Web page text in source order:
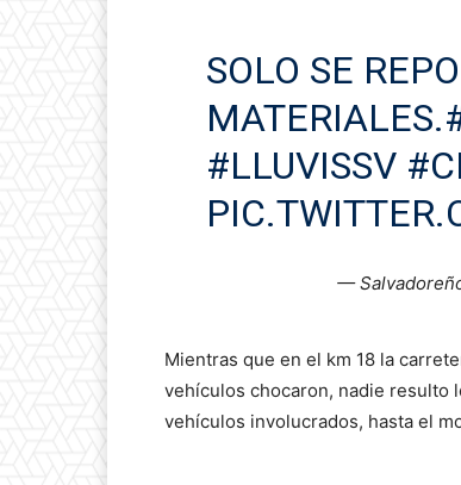
SOLO SE
MATERIALES.
#LLUVISSV
—
Mientras que en el km 18 la
vehículos chocaron, nadie resulto
vehículos involucrados, hasta el